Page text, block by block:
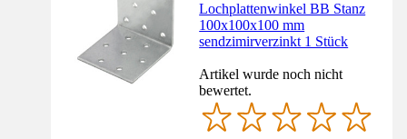
Lochplattenwinkel BB Stanz
100x100x100 mm
sendzimirverzinkt 1 Stück
Artikel wurde noch nicht
bewertet.